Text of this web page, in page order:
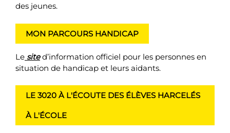
des jeunes.
MON PARCOURS HANDICAP
Le sited’information officiel pour les personnes en
situation de handicap et leurs aidants.
LE 3020 À L'ÉCOUTE DES ÉLÈVES HARCELÉS
À L'ÉCOLE